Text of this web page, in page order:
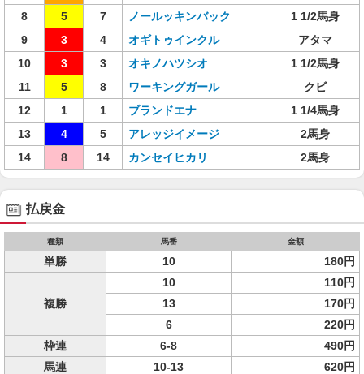
8
5 7 ノールッキンバック
1 1/2馬身
9
3 4 オギトゥインクル
アタマ
10
3 3 オキノハツシオ
1 1/2馬身
11
5 8 ワーキングガール
クビ
12
1 1 ブランドエナ
1 1/4馬身
13
4 5 アレッジイメージ
2馬身
14
8 14 カンセイヒカリ 2馬身
払戻金
種類 馬番 金額
単勝 10 180円
複勝
10
110円
13
170円
6
220円
枠連
6-8
490円
馬連
10-13 620円